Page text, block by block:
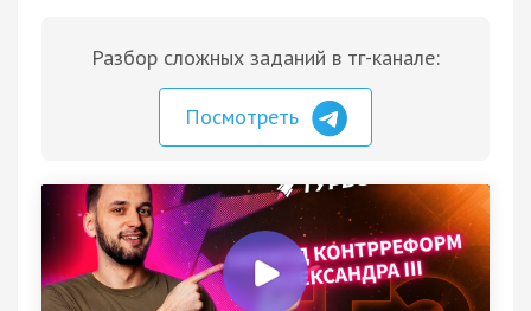
Разбор сложных заданий в тг-канале:
Посмотреть